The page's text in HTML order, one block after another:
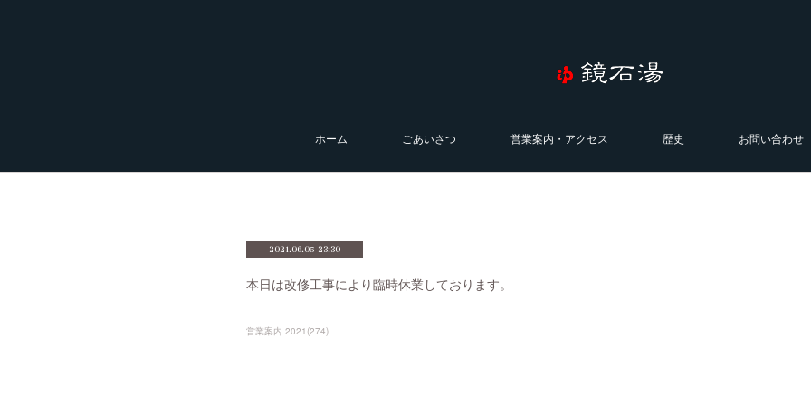
ホーム ごあいさつ 営業案内・アクセス 歴史 お問い合わせ
2021.06.05 23:30
本日は改修工事により臨時休業しております。
営業案内 2021 (274)